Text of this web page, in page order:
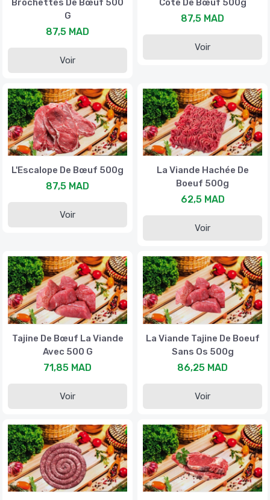
G
87,5 MAD
Voir
87,5 MAD
Voir
L'Escalope De Bœuf 500g
87,5 MAD
Voir
La Viande Hachée De
Boeuf 500g
62,5 MAD
Voir
Tajine De Bœuf La Viande
Avec 500 G
71,85 MAD
Voir
La Viande Tajine De Boeuf
Sans Os 500g
86,25 MAD
Voir